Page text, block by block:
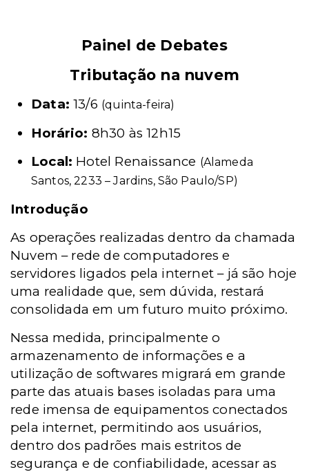
Painel de Debates
Tributação na nuvem
Data: 13/6 (quinta-feira)
Horário: 8h30 às 12h15
Local: Hotel Renaissance (Alameda
Santos, 2233 – Jardins, São Paulo/SP)
Introdução
As operações realizadas dentro da chamada
Nuvem – rede de computadores e
servidores ligados pela internet – já são hoje
uma realidade que, sem dúvida, restará
consolidada em um futuro muito próximo.
Nessa medida, principalmente o
armazenamento de informações e a
utilização de softwares migrará em grande
parte das atuais bases isoladas para uma
rede imensa de equipamentos conectados
pela internet, permitindo aos usuários,
dentro dos padrões mais estritos de
segurança e de confiabilidade, acessar as